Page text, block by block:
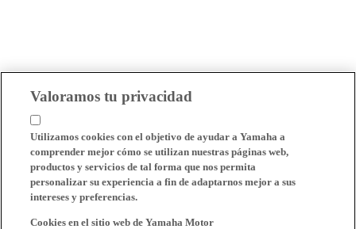
Valoramos tu privacidad
Utilizamos cookies con el objetivo de ayudar a Yamaha a
comprender mejor cómo se utilizan nuestras páginas web,
productos y servicios de tal forma que nos permita
personalizar su experiencia a fin de adaptarnos mejor a sus
intereses y preferencias.
Cookies en el sitio web de Yamaha Motor